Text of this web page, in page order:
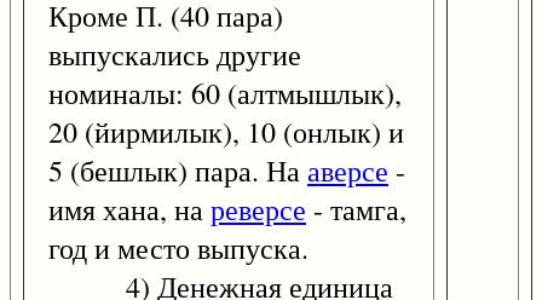
Кроме П. (40 пара)
выпускались другие
номиналы: 60 (алтмышлык),
20 (йирмилык), 10 (онлык) и
5 (бешлык) пара. Нааверсе -
имя хана, нареверсе - тамга,
год и место выпуска.
4) Денежная единица